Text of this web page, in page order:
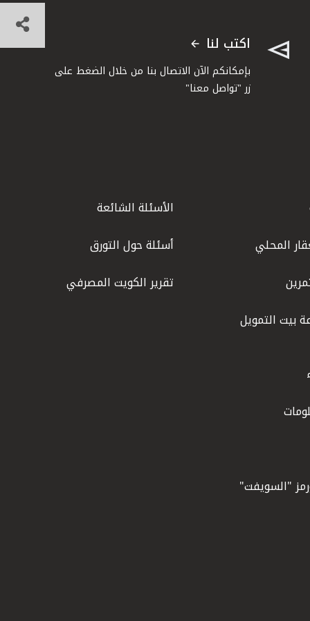
اكتب لنا
بإمكانكم الآن الاتصال بنا من خلال الضغط على
زر "تواصل معنا"
المحلي
بيت التمويل
"السويفت"
الأسئلة الشائعة
أسئلة حول التورق
تقرير الكويت المصرفي